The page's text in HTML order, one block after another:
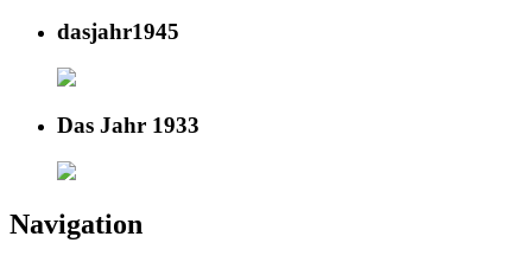
dasjahr1945
Das Jahr 1933
Navigation